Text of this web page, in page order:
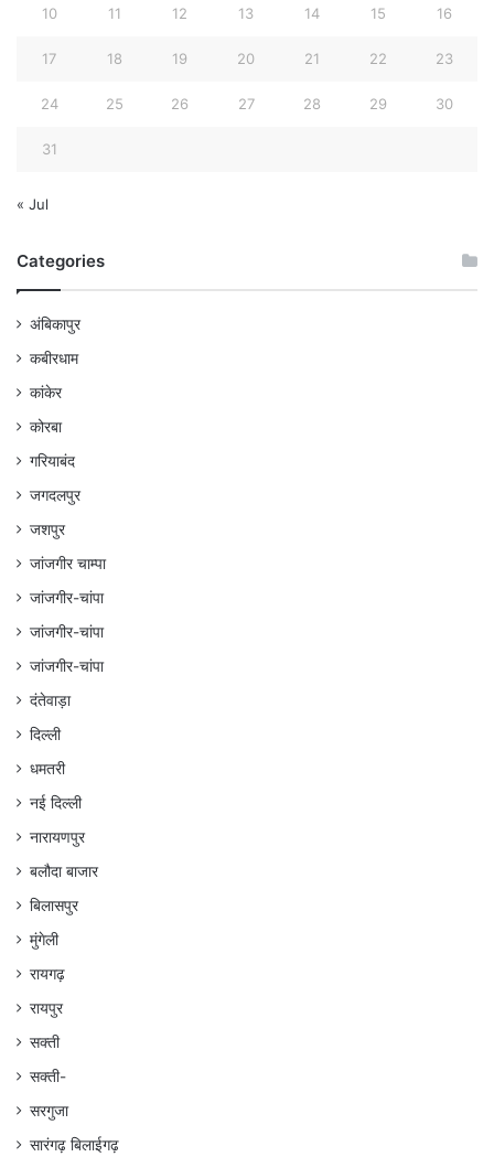
10 11 12 13 14 15 16
17 18 19 20 21 22 23
24 25 26 27 28 29 30
31
« Jul
Categories
अंबिकापुर
कबीरधाम
कांकेर
कोरबा
गरियाबंद
जगदलपुर
जशपुर
जांजगीर चाम्पा
जांजगीर-चांपा
जांजगीर-चांपा
जांजगीर-चांपा
दंतेवाड़ा
दिल्ली
धमतरी
नई दिल्ली
नारायणपुर
बलौदा बाजार
बिलासपुर
मुंगेली
रायगढ़
रायपुर
सक्ती
सक्ती-
सरगुजा
सारंगढ़ बिलाईगढ़